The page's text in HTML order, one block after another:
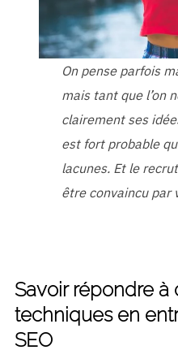
On pense parfois
mais tant que l’on
clairement ses
est fort probable
lacunes. Et le
être convaincu par
Savoir répondre à
techniques en
SEO